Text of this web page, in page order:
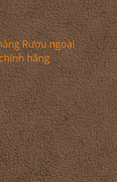
Rượu ngoại
hãng